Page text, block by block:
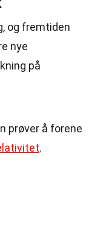
og fremtiden
nye
på
prøver å forene
.